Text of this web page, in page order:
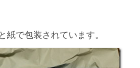
紙で包装されています。